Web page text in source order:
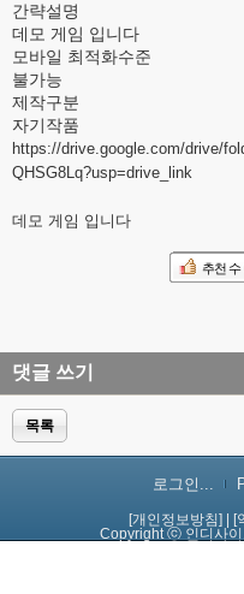
간략설명
데모 게임 입니다
모바일 최적화수준
불가능
제작구분
자기작품
https://drive.google.com/drive/
QHSG8Lq?usp=drive_link
데모 게임 입니다
추천 수
댓글 쓰기
목록
로그인...
[개인정보방침] [
Copyright ⓒ 인디사